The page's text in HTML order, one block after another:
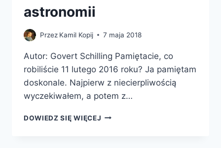
astronomii
Przez Kamil Kopij 7 maja 2018
Autor: Govert Schilling Pamiętacie, co
robiliście 11 lutego 2016 roku? Ja pamiętam
doskonale. Najpierw z niecierpliwością
wyczekiwałem, a potem z…
DOWIEDZ SIĘ WIĘCEJ ZMARSZCZKI